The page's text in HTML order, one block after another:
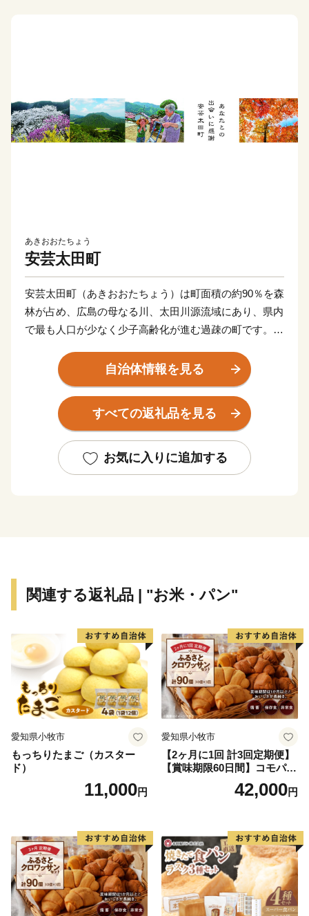
あきおおたちょう
安芸太田町
安芸太田町（あきおおたちょう）は町面積の約90％を森
林が占め、広島の母なる川、太田川源流域にあり、県内
で最も人口が少なく少子高齢化が進む過疎の町です。し
は桜並木のドライブ、夏は星空のような蛍、秋には燃え
るような紅葉、冬には目を見張るような雪景色。四季
折々、里山の風景があふれています。ぷらっと寄りたく
なる、帰ってきたくなる、そんな町です。
私たちはこの町を次世代に引き継ぎ、笑顔があふれる
町にしたいと考えています。
自治体情報を見る
すべての返礼品を見る
お気に入りに追加する
関連する返礼品 | "お米・パン"
愛知県小牧市
もっちりたまご（カスター
ド）
11,000円
愛知県小牧市
【2ヶ月に1回 計3回定期便】
【賞味期限60日間】コモパ
ン ふるさとクロワッサンセ
ット（計90個）／災害用備蓄
42,000円